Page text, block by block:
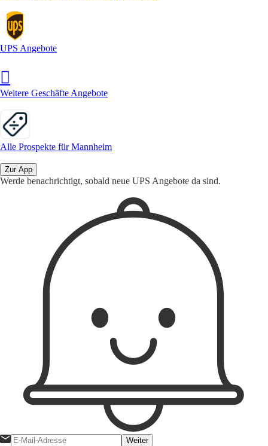
UPS Angebote
Weitere Geschäfte Angebote
Alle Prospekte für Mannheim
Zur App
Werde benachrichtigt, sobald neue UPS Angebote da sind.
Weiter